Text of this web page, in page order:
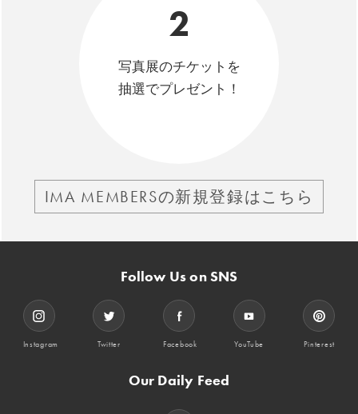
2
写真展のチケットを
抽選でプレゼント！
IMA MEMBERSの新規登録はこちら
Follow Us on SNS
Instagram Twitter Facebook YouTube Pinterest
Our Daily Feed